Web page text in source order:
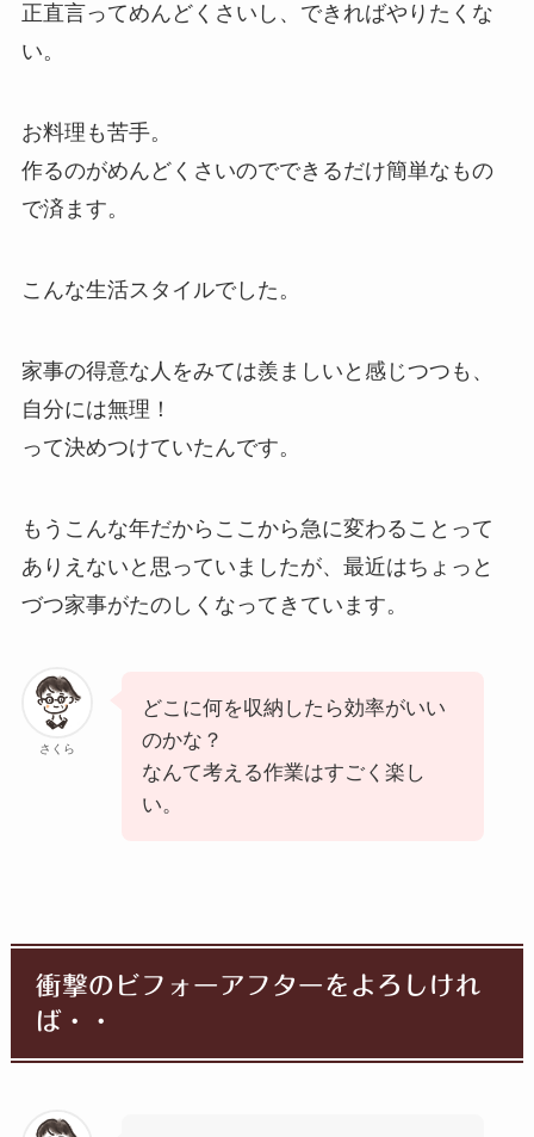
正直言ってめんどくさいし、できればやりたくな
い。
お料理も苦手。
作るのがめんどくさいのでできるだけ簡単なもの
で済ます。
こんな生活スタイルでした。
家事の得意な人をみては羨ましいと感じつつも、
自分には無理！
って決めつけていたんです。
もうこんな年だからここから急に変わることって
ありえないと思っていましたが、最近はちょっと
づつ家事がたのしくなってきています。
さくら
どこに何を収納したら効率がいい
のかな？
なんて考える作業はすごく楽し
い。
衝撃のビフォーアフターをよろしけれ
ば・・